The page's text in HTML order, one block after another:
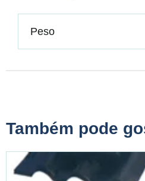
Peso
Também pode